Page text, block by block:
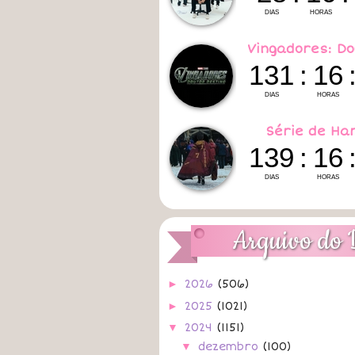
Vingadores:
Série de
Arquivo do
► 2026 (506)
► 2025 (1021)
▼ 2024 (1151)
▼ dezembro (100)